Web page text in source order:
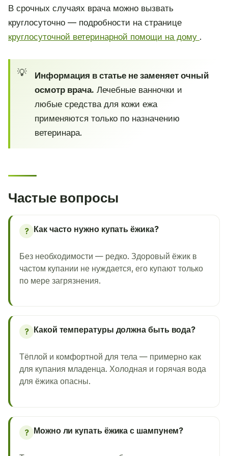
В срочных случаях врача можно вызвать
круглосуточно — подробности на странице
круглосуточной ветеринарной помощи на дому .
Информация в статье не заменяет очный
осмотр врача. Лечебные ванночки и
любые средства для кожи ежа
применяются только по назначению
ветеринара.
Частые вопросы
? Как часто нужно купать ёжика?
Без необходимости — редко. Здоровый ёжик в
частом купании не нуждается, его купают только
по мере загрязнения.
? Какой температуры должна быть вода?
Тёплой и комфортной для тела — примерно как
для купания младенца. Холодная и горячая вода
для ёжика опасны.
? Можно ли купать ёжика с шампунем?